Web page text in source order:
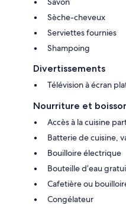
Sèche-cheveux
Serviettes fournies
Shampoing
Divertissements
Télévision à écran
Nourriture et
Accès à la cuisine
Batterie de cuisine,
Bouilloire électrique
Bouteille d’eau
Cafetière ou
Congélateur